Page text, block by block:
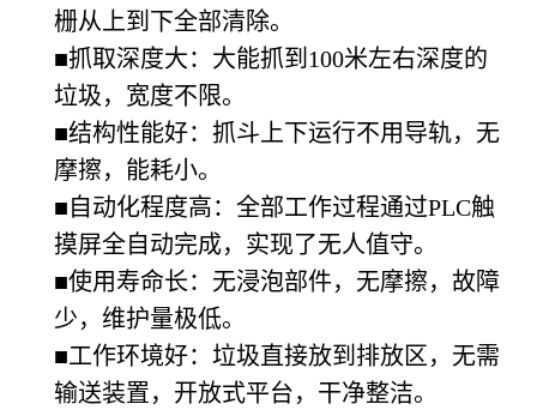
栅从上到下全部清除。
■抓取深度大：大能抓到100米左右深度的
垃圾，宽度不限。
■结构性能好：抓斗上下运行不用导轨，无
摩擦，能耗小。
■自动化程度高：全部工作过程通过PLC触
摸屏全自动完成，实现了无人值守。
■使用寿命长：无浸泡部件，无摩擦，故障
少，维护量极低。
■工作环境好：垃圾直接放到排放区，无需
输送装置，开放式平台，干净整洁。